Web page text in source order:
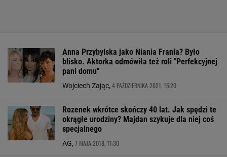
Anna Przybylska jako Niania Frania? Było
blisko. Aktorka odmówiła też roli "Perfekcyjnej
pani domu"
Wojciech Zając, 4 PAŹDZIERNIKA 2021, 15:20
Rozenek wkrótce skończy 40 lat. Jak spędzi te
okrągłe urodziny? Majdan szykuje dla niej coś
specjalnego
AG, 7 MAJA 2018, 11:30